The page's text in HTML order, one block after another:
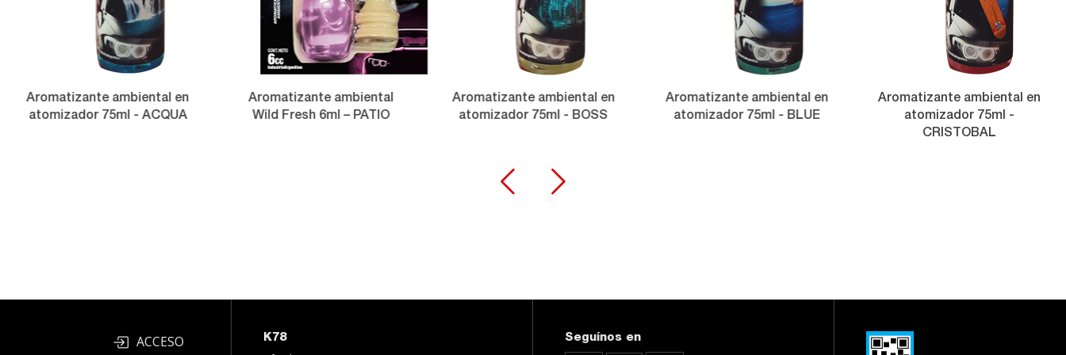
Aromatizante ambiental en
atomizador 75ml - ACQUA
Aromatizante ambiental
Wild Fresh 6ml – PATIO
Aromatizante ambiental en
atomizador 75ml - BOSS
Aromatizante ambiental en
atomizador 75ml - BLUE
Aromatizante ambiental en
atomizador 75ml -
CRISTOBAL
ACCESO
K78 Seguínos en